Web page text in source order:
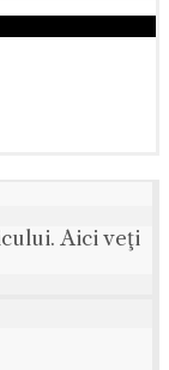
Aici veţi